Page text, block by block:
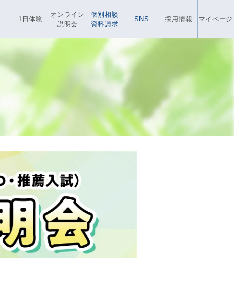
1日体験
オンライン
説明会
個別相談
資料請求
SNS 採用情報 マイページ